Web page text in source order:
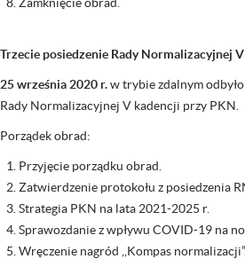
Trzecie posiedzenie Rady Normalizacyjnej
25 września 2020 r.w trybie zdalnym
Rady Normalizacyjnej V kadencji przy PKN.
Porządek obrad:
Przyjęcie porządku obrad.
Zatwierdzenie protokołu z posiedzenia
Strategia PKN na lata 2021-2025 r.
Sprawozdanie z wpływu COVID-19 na
Wręczenie nagród ,,Kompas normalizacji”.